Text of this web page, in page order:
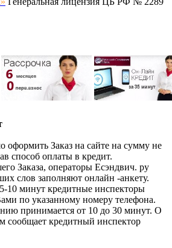
оформить Заказ на сайте на сумму не
способ оплаты в кредит.
Заказа, операторы Есэндвич. ру
слов заполняют онлайн -анкету.
10 минут кредитные инспекторы
по указанному номеру телефона.
принимается от 10 до 30 минут. О
сообщает кредитный инспектор